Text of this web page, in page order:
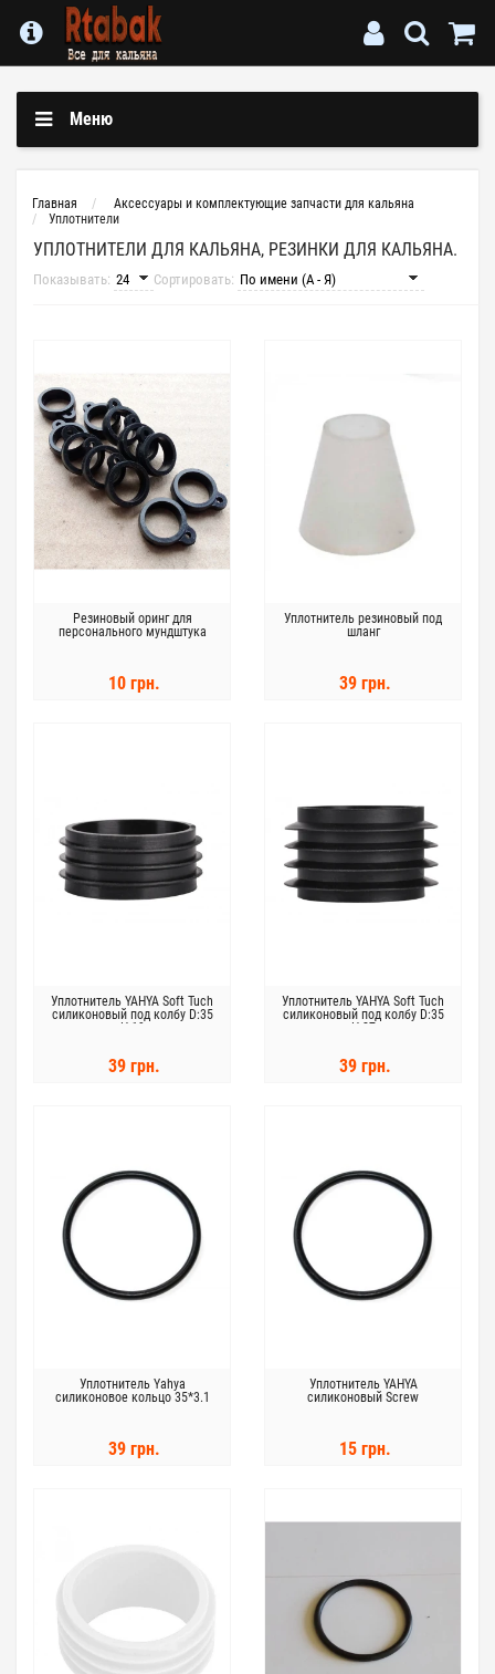
Меню
Главная
Аксессуары и комплектующие запчасти для кальяна
Уплотнители
УПЛОТНИТЕЛИ ДЛЯ КАЛЬЯНА, РЕЗИНКИ ДЛЯ КАЛЬЯНА.
Показывать: Сортировать:
Резиновый оринг для
персонального мундштука
10 грн.
Уплотнитель резиновый под
шланг
39 грн.
Уплотнитель YAHYA Soft Tuch
силиконовый под колбу D:35
мм H:19 мм
39 грн.
Уплотнитель YAHYA Soft Tuch
силиконовый под колбу D:35
мм H:27 мм
39 грн.
Уплотнитель Yahya
силиконовое кольцо 35*3.1
39 грн.
Уплотнитель YAHYA
силиконовый Screw
15 грн.